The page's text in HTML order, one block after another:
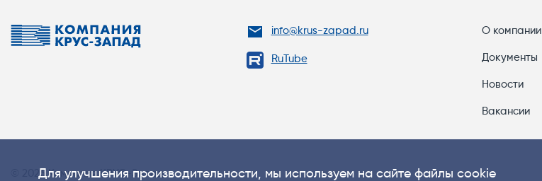
info@krus-zapad.ru
RuTube
О компании
Документы
Новости
Вакансии
© 2026 Компания КРУС-Запад
Для улучшения производительности, мы используем на сайте файлы cookie